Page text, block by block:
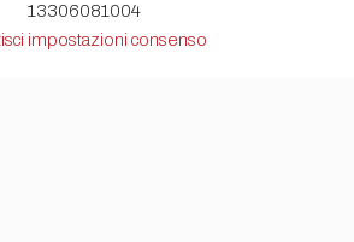
13306081004
impostazioni consenso